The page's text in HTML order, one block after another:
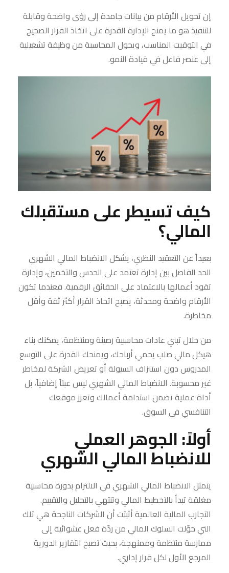
إن تحويل الأرقام من بيانات جامدة إلى رؤى واضحة وقابلة
للتنفيذ هو ما يمنح الإدارة القدرة على اتخاذ القرار الصحيح
في التوقيت المناسب، ويحول المحاسبة من وظيفة تشغيلية
إلى عنصر فاعل في قيادة النمو.
كيف تسيطر على مستقبلك
المالي؟
بعيداً عن التعقيد النظري، يشكل الانضباط المالي الشهري
الحد الفاصل بين إدارة تعتمد على الحدس والتخمين، وإدارة
تقود أعمالها بالاعتماد على الحقائق الرقمية. فعندما تكون
الأرقام واضحة ومحدثة، يصبح اتخاذ القرار أكثر ثقة وأقل
مخاطرة.
من خلال تبني عادات محاسبية رصينة ومنتظمة، يمكنك بناء
هيكل مالي صلب يحمي أرباحك، ويمنحك القدرة على التوسع
المدروس دون استنزاف السيولة أو تعريض الشركة لمخاطر
غير محسوبة. الانضباط المالي الشهري ليس عبئاً إضافياً، بل
أداة عملية تضمن استدامة أعمالك وتعزز موقعك
التنافسي في السوق.
أولاً: الجوهر العملي
للانضباط المالي الشهري
يتمثل الانضباط المالي الشهري في الالتزام بدورة محاسبية
مغلقة تبدأ بالتخطيط المالي وتنتهي بالتحليل والتقييم.
التجارب المالية العالمية أثبتت أن الشركات الناجحة هي تلك
التي حوّلت السلوك المالي من ردّة فعل عشوائية إلى
ممارسة منتظمة وممنهجة، بحيث تصبح التقارير الدورية
المرجع الأول لكل قرار إداري.